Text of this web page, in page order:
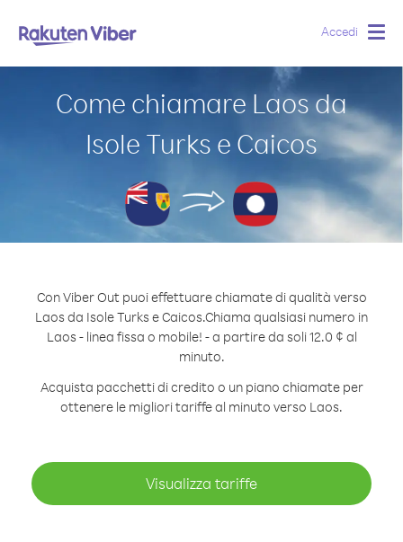
Accedi
Come chiamare Laos da
Isole Turks e Caicos
Con Viber Out puoi effettuare chiamate di qualità verso
Laos da Isole Turks e Caicos.Chiama qualsiasi numero in
Laos - linea fissa o mobile! - a partire da soli 12.0 ¢ al
minuto.
Acquista pacchetti di credito o un piano chiamate per
ottenere le migliori tariffe al minuto verso Laos.
Visualizza tariffe